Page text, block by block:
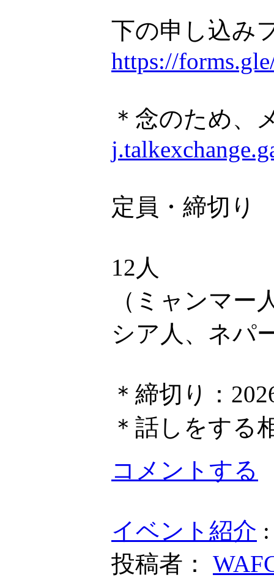
下の申し込み
https://
＊念のため、
定員・締切り
12人
（ミャンマ
シア人、ネパ
＊締切り：
＊話しをする
コメントする
イベント紹介
投稿者：